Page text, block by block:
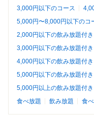
3,000円以下のコース
5,000円〜8,000円以下のコ
2,000円以下の飲み放題付
3,000円以下の飲み放題付
4,000円以下の飲み放題付
5,000円以下の飲み放題付
5,000円以上の飲み放題付
食べ放題
飲み放題 食